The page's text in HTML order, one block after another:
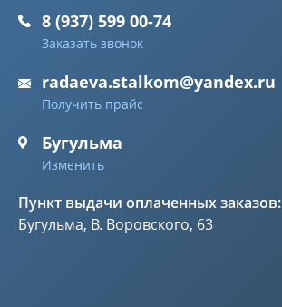
8 (937) 599 00-74
Заказать звонок
radaeva.stalkom@yandex.ru
Получить прайс
Бугульма
Изменить
Пункт выдачи оплаченных заказов:
Бугульма, В. Воровского, 63